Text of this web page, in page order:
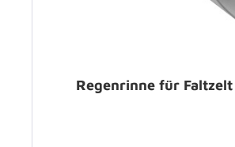
Regenrinne für